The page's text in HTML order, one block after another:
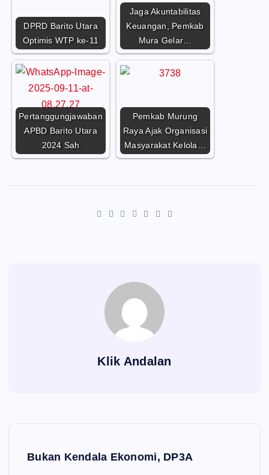
DPRD Barito Utara
Optimis WTP ke-11
Jaga Akuntabilitas
Keuangan, Pemkab
Mura Gelar…
Pertanggungjawaban
APBD Barito Utara
2024 Sah
Pemkab Murung
Raya Ajak Organisasi
Masyarakat Kelola…
Klik Andalan
Bukan Kendala Ekonomi, DP3A